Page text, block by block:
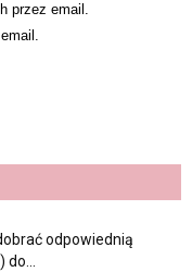
przez email.
odpowiednią
do...